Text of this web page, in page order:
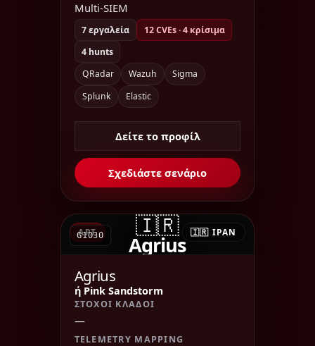
Multi-SIEM
7 εργαλεία
12 CVEs · 4 κρίσιμα
4 hunts
QRadar
Wazuh
Sigma
Splunk
Elastic
Δείτε το προφίλ
Σχεδιάστε σενάριο
APT 🇮🇷 ΙΡΆΝ
🇮🇷
Agrius
G1030
Agrius
ή Pink Sandstorm
ΣΤΌΧΟΙ ΚΛΆΔΟΙ
—
TELEMETRY MAPPING